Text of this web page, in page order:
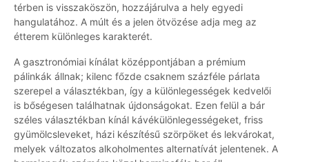
térben is visszaköszön, hozzájárulva a hely egyedi
hangulatához. A múlt és a jelen ötvözése adja meg az
étterem különleges karakterét.
A gasztronómiai kínálat középpontjában a prémium
pálinkák állnak; kilenc főzde csaknem százféle párlata
szerepel a választékban, így a különlegességek kedvelői
is bőségesen találhatnak újdonságokat. Ezen felül a bár
széles választékban kínál kávékülönlegességeket, friss
gyümölcsleveket, házi készítésű szörpöket és lekvárokat,
melyek változatos alkoholmentes alternatívát jelentenek. A